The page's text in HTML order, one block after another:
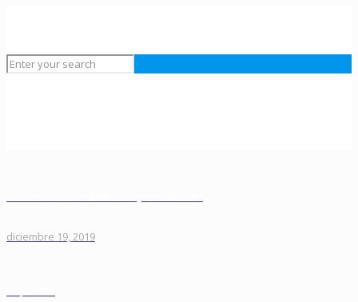
diciembre 19, 2019